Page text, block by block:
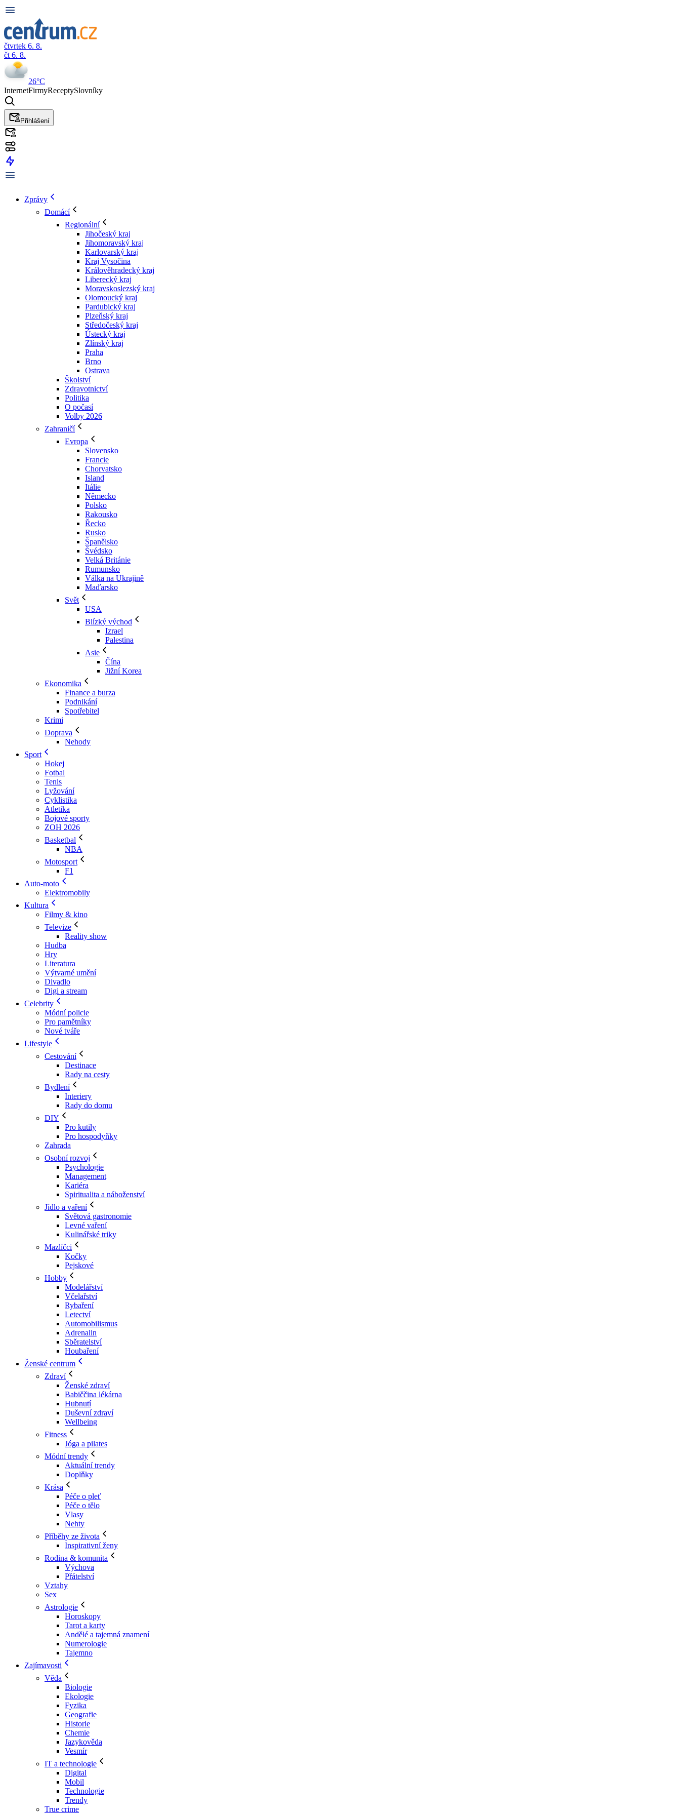
čtvrtek 6. 8.
čt 6. 8.
26°C
InternetFirmyReceptySlovníky
Přihlášení
Zprávy
Domácí
Regionální
Jihočeský kraj
Jihomoravský kraj
Karlovarský kraj
Kraj Vysočina
Králověhradecký kraj
Liberecký kraj
Moravskoslezský kraj
Olomoucký kraj
Pardubický kraj
Plzeňský kraj
Středočeský kraj
Ústecký kraj
Zlínský kraj
Praha
Brno
Ostrava
Školství
Zdravotnictví
Politika
O počasí
Volby 2026
Zahraničí
Evropa
Slovensko
Francie
Chorvatsko
Island
Itálie
Německo
Polsko
Rakousko
Řecko
Rusko
Španělsko
Švédsko
Velká Británie
Rumunsko
Válka na Ukrajině
Maďarsko
Svět
USA
Blízký východ
Izrael
Palestina
Asie
Čína
Jižní Korea
Ekonomika
Finance a burza
Podnikání
Spotřebitel
Krimi
Doprava
Nehody
Sport
Hokej
Fotbal
Tenis
Lyžování
Cyklistika
Atletika
Bojové sporty
ZOH 2026
Basketbal
NBA
Motosport
F1
Auto-moto
Elektromobily
Kultura
Filmy & kino
Televize
Reality show
Hudba
Hry
Literatura
Výtvarné umění
Divadlo
Digi a stream
Celebrity
Módní policie
Pro pamětníky
Nové tváře
Lifestyle
Cestování
Destinace
Rady na cesty
Bydlení
Interiery
Rady do domu
DIY
Pro kutily
Pro hospodyňky
Zahrada
Osobní rozvoj
Psychologie
Management
Kariéra
Spiritualita a náboženství
Jídlo a vaření
Světová gastronomie
Levné vaření
Kulinářské triky
Mazlíčci
Kočky
Pejskové
Hobby
Modelářství
Včelařství
Rybaření
Letectví
Automobilismus
Adrenalin
Sběratelství
Houbaření
Ženské centrum
Zdraví
Ženské zdraví
Babiččina lékárna
Hubnutí
Duševní zdraví
Wellbeing
Fitness
Jóga a pilates
Módní trendy
Aktuální trendy
Doplňky
Krása
Péče o pleť
Péče o tělo
Vlasy
Nehty
Příběhy ze života
Inspirativní ženy
Rodina & komunita
Výchova
Přátelství
Vztahy
Sex
Astrologie
Horoskopy
Tarot a karty
Andělé a tajemná znamení
Numerologie
Tajemno
Zajímavosti
Věda
Biologie
Ekologie
Fyzika
Geografie
Historie
Chemie
Jazykověda
Vesmír
IT a technologie
Digital
Mobil
Technologie
Trendy
True crime